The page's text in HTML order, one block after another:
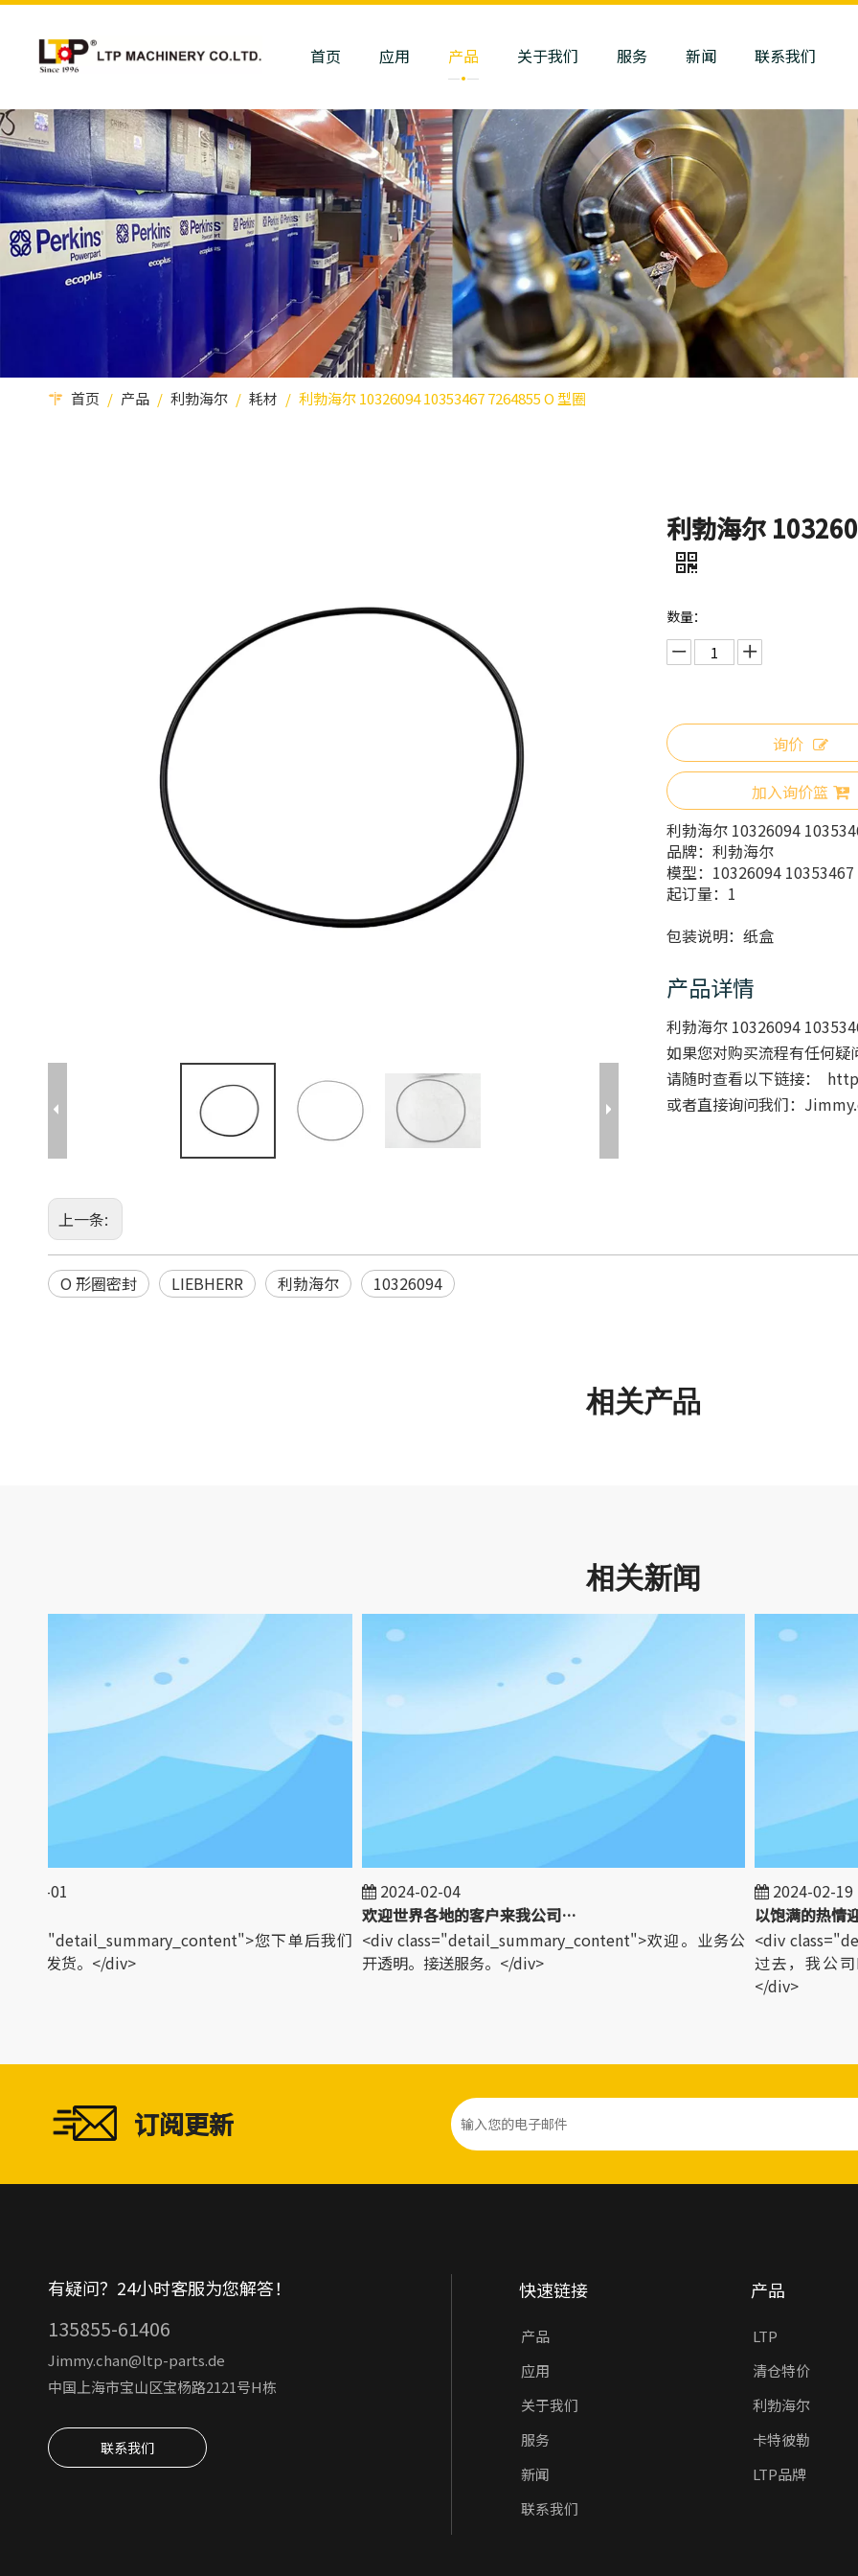
首页 应用 产品 关于我们 服务 新闻 联系我们
首页 / 产品 / 利勃海尔 / 耗材 / 利勃海尔 10326094 10353467 7264855 O 型圈
利勃海尔
数量：
询价
加入询价篮
利勃海尔 10326094
品牌：利勃海尔
模型： 10326094
起订量： 1
包装说明：纸盒
产品详情
利勃海尔 10326094
如果您对购买流程有任何疑
请随时查看以下链接：
或者直接询问我们：
上一条:
O 形圈密封 LIEBHERR 利勃海尔 10326094
相关产品
相关新闻
01-01
您下单后我们
排发货。</div>
2024-02-04
欢迎世界各地的客户来我公司参观！
<div class="detail_summary_content">欢迎。业务公
开透明。接送服务。</div>
2024-02-19
以饱满的热情迎
<div
过去，我公司
</div>
订阅更新
有疑问？24小时客服为您解答！
135855-61406
Jimmy.chan@ltp-parts.de
中国上海市宝山区宝杨路2121号H栋
联系我们
快速链接
产品
应用
关于我们
服务
新闻
联系我们
产品
LTP
清仓特价
利勃海尔
卡特彼勒
LTP品牌